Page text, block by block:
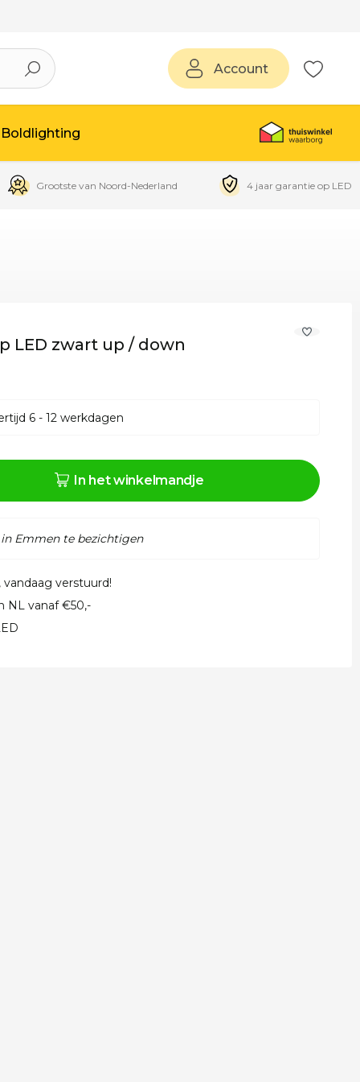
Account
Boldlighting
Grootste van Noord-Nederland 4 jaar garantie op LED
LED zwart up / down
6 - 12 werkdagen
In het winkelmandje
Emmen te bezichtigen
vandaag verstuurd!
NL vanaf €50,-